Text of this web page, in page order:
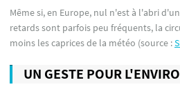
Même si, en Europe, nul n'est à l'abri
retards sont parfois peu fréquents, la
moins les caprices de la météo (source :
UN GESTE POUR